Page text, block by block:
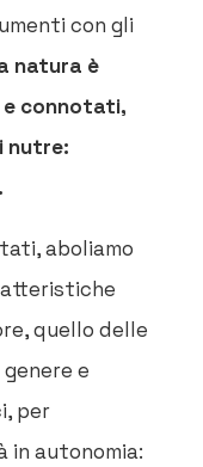
con gli
natura è
connotati,
nutre:
aboliamo
quello delle
e
per
in autonomia: